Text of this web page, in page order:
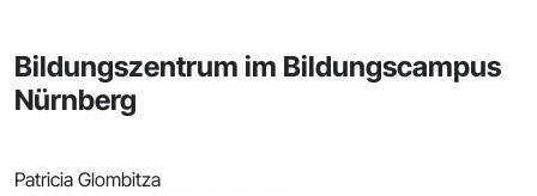
Bildungszentrum im Bildungscampus
Nürnberg
Patricia Glombitza